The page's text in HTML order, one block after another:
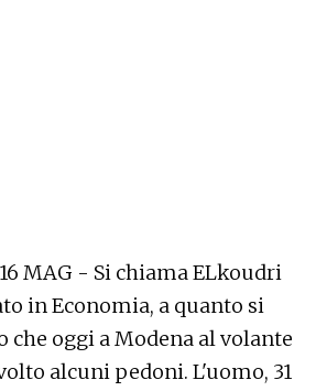
MAG - Si chiama ELkoudri
in Economia, a quanto si
che oggi a Modena al volante
alcuni pedoni. L'uomo, 31